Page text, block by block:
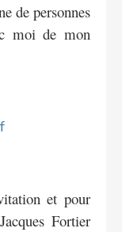
de personnes
moi de mon
et pour
Fortier